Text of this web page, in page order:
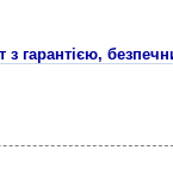
з гарантією,